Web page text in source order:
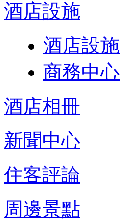
酒店設施
酒店設施
商務中心
酒店相冊
新聞中心
住客評論
周邊景點